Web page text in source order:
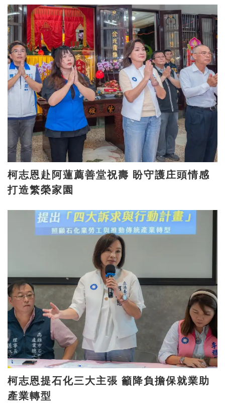
柯志恩赴阿蓮薦善堂祝壽 盼守護庄頭情感
打造繁榮家園
柯志恩提石化三大主張 籲降負擔保就業助
產業轉型